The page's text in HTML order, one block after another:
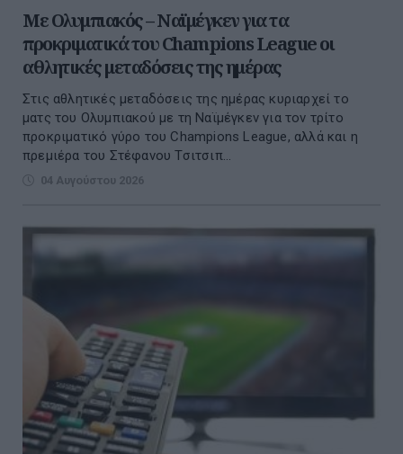
Με Ολυμπιακός – Ναϊμέγκεν για τα
προκριματικά του Champions League οι
αθλητικές μεταδόσεις της ημέρας
Στις αθλητικές μεταδόσεις της ημέρας κυριαρχεί το
ματς του Ολυμπιακού με τη Ναϊμέγκεν για τον τρίτο
προκριματικό γύρο του Champions League, αλλά και η
πρεμιέρα του Στέφανου Τσιτσιπ...
04 Αυγούστου 2026